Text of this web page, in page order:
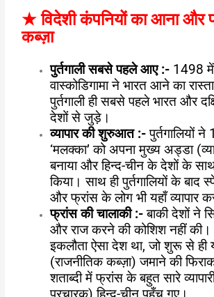
★विदेशी कंपनियों का आना और
कब्ज़ा
पुर्तगाली सबसे पहले आए :- 1498
वास्कोडिगामा ने भारत आने का
पुर्तगाली ही सबसे पहले भारत और
देशों से जुड़े।
व्यापार की शुरुआत :-पुर्तगालियों
‘मलक्का’ को अपना मुख्य अड्डा
बनाया और हिन्द-चीन के देशों के
किया। साथ ही पुर्तगालियों के बाद
और फ्रांस के लोग भी यहाँ व्यापार
फ्रांस की चालाकी :-बाकी देशों ने
और राज करने की कोशिश नहीं
इकलौता ऐसा देश था, जो शुरू से ही
(राजनीतिक कब्ज़ा) जमाने की
शताब्दी में फ्रांस के बहुत सारे